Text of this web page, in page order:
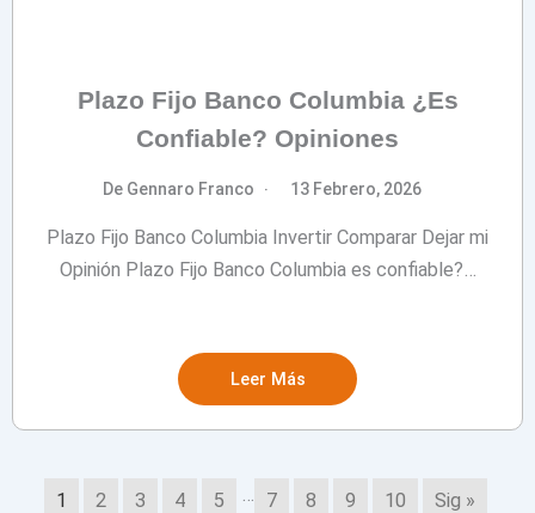
Plazo Fijo Banco Columbia ¿Es
Confiable? Opiniones
De Gennaro Franco 13 Febrero, 2026
Plazo Fijo Banco Columbia Invertir Comparar Dejar mi
Opinión Plazo Fijo Banco Columbia es confiable?…
Leer Más
1 2 3 4 5 7 8 9 10 Sig »